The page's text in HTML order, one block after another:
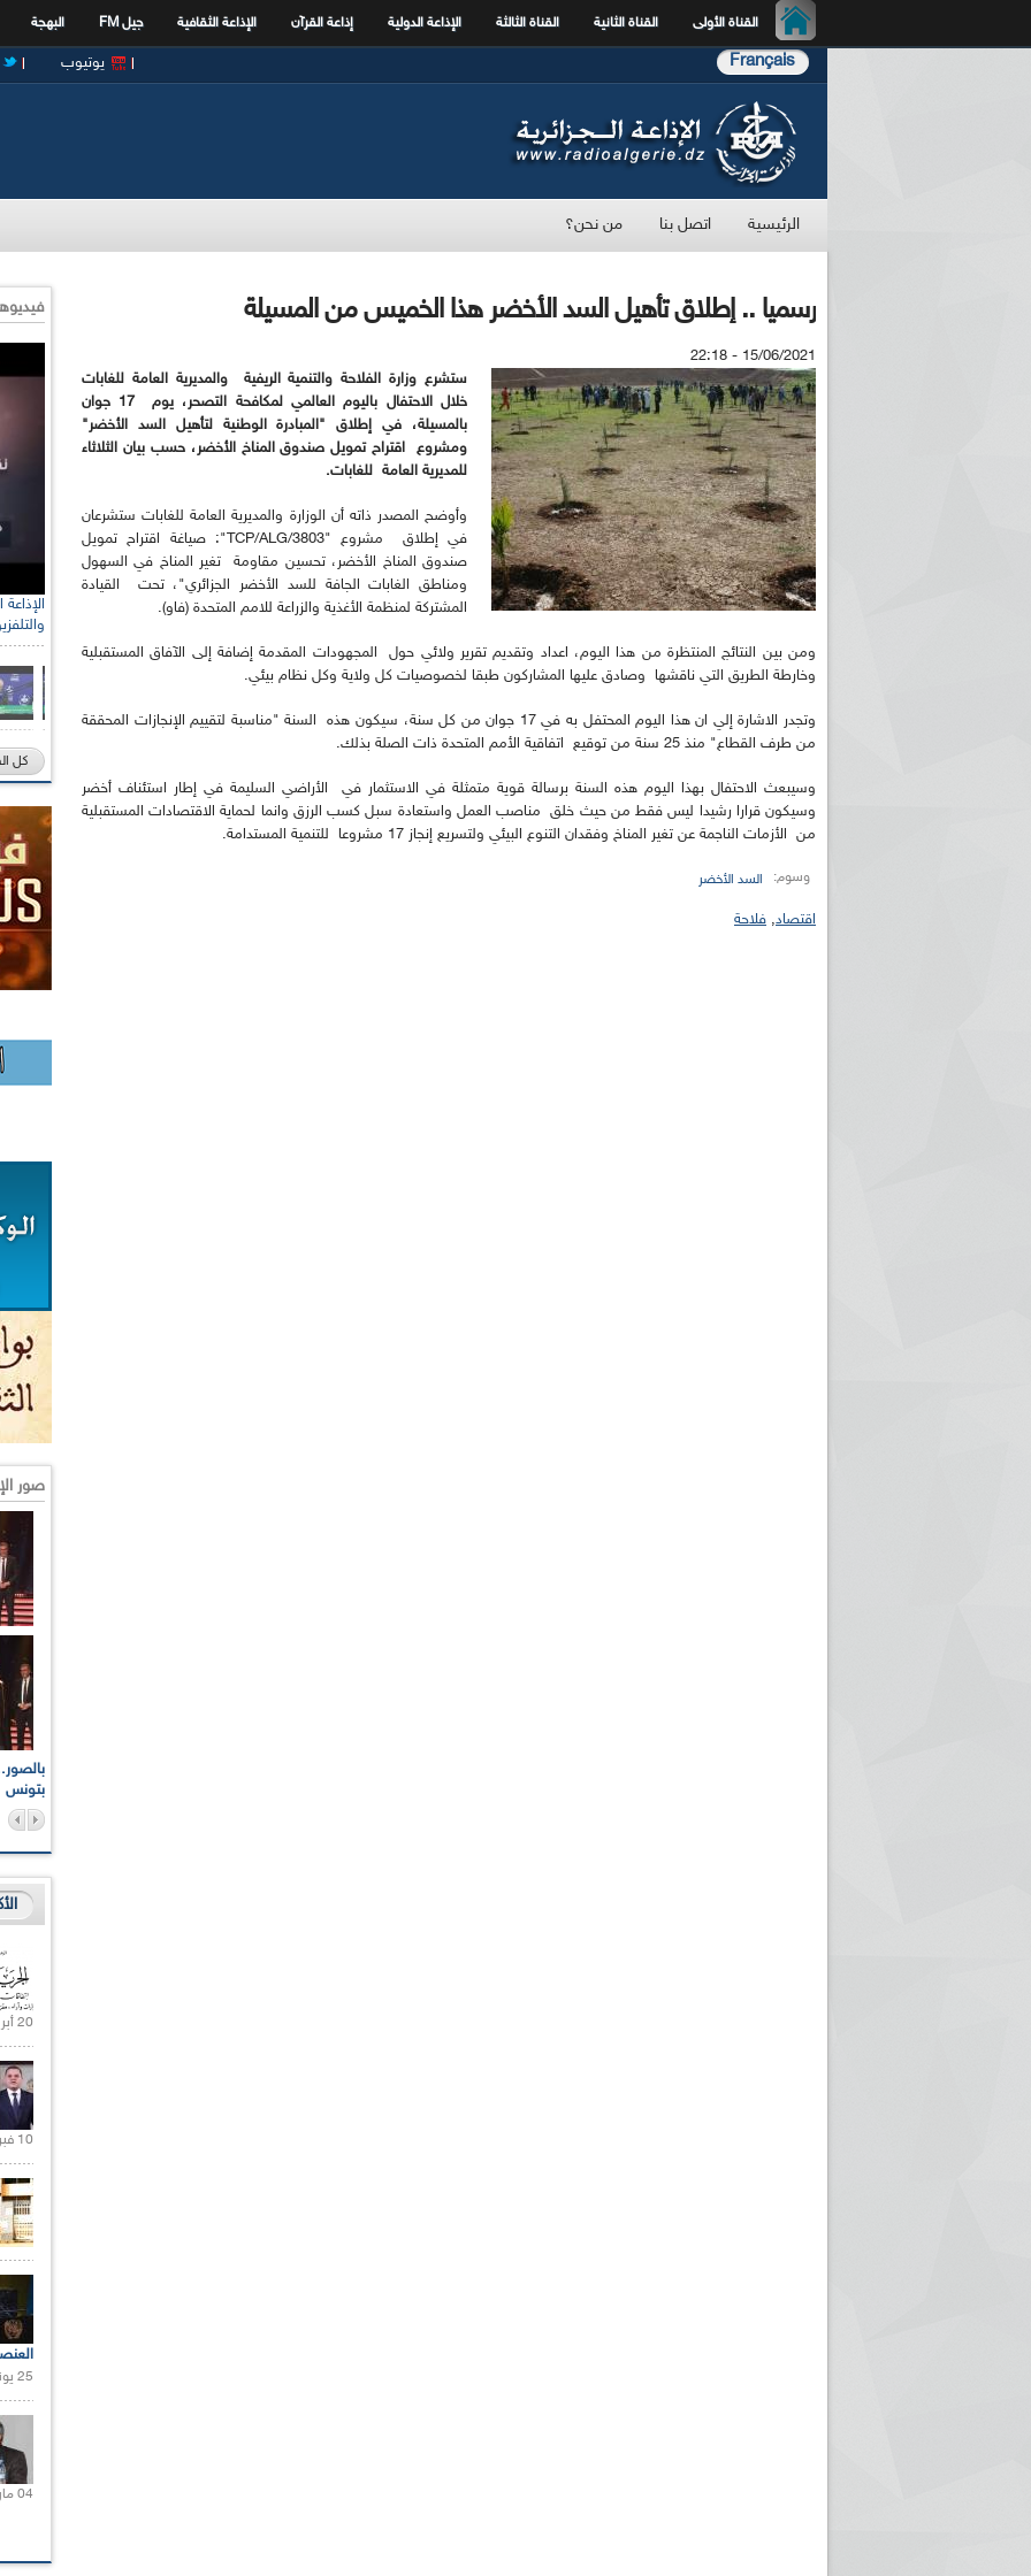
القناة الأولى القناة الثانية القناة الثالثة الإذاعة الدولية إذاعة القرآن الإذاعة الثقافية جيل FM البهجة
Français يوتيوب
الرئيسية اتصل بنا من نحن؟
رسميا .. إطلاق تأهيل السد الأخضر هذا الخميس من المسيلة
15/06/2021 - 22:18
ستشرع وزارة الفلاحة والتنمية الريفية والمديرية العامة للغابات
خلال الاحتفال باليوم العالمي لمكافحة التصحر، يوم 17 جوان
بالمسيلة، في إطلاق "المبادرة الوطنية لتأهيل السد الأخضر"
ومشروع اقتراح تمويل صندوق المناخ الأخضر، حسب بيان الثلاثاء
للمديرية العامة للغابات.
وأوضح المصدر ذاته أن الوزارة والمديرية العامة للغابات ستشرعان
في إطلاق مشروع "TCP/ALG/3803": صياغة اقتراح تمويل
صندوق المناخ الأخضر، تحسين مقاومة تغير المناخ في السهول
ومناطق الغابات الجافة للسد الأخضر الجزائري"، تحت القيادة
المشتركة لمنظمة الأغذية والزراعة للامم المتحدة (فاو).
ومن بين النتائج المنتظرة من هذا اليوم، اعداد وتقديم تقرير ولائي حول المجهودات المقدمة إضافة إلى الآفاق المستقبلية
وخارطة الطريق التي ناقشها وصادق عليها المشاركون طبقا لخصوصيات كل ولاية وكل نظام بيئي.
وتجدر الاشارة إلي ان هذا اليوم المحتفل به في 17 جوان من كل سنة، سيكون هذه السنة "مناسبة لتقييم الإنجازات المحققة
من طرف القطاع" منذ 25 سنة من توقيع اتفاقية الأمم المتحدة ذات الصلة بذلك.
وسيبعث الاحتفال بهذا اليوم هذه السنة برسالة قوية متمثلة في الاستثمار في الأراضي السليمة في إطار استئناف أخضر
وسيكون قرارا رشيدا ليس فقط من حيث خلق مناصب العمل واستعادة سبل كسب الرزق وانما لحماية الاقتصادات المستقبلية
من الأزمات الناجمة عن تغير المناخ وفقدان التنوع البيئي ولتسريع إنجاز 17 مشروعا للتنمية المستدامة.
وسوم: السد الأخضر
اقتصاد, فلاحة
كل
صور
بتونس
20 أبريل 2021 |
10 فبراير 2021 |
25 يونيو 2021 |
04 مارس 2020 |